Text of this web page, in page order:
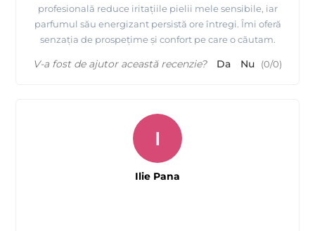
profesională reduce iritațiile pielii mele sensibile, iar
parfumul său energizant persistă ore întregi. Îmi oferă
senzația de prospețime și confort pe care o căutam.
V-a fost de ajutor această recenzie? Da Nu (0/0)
I
Ilie Pana